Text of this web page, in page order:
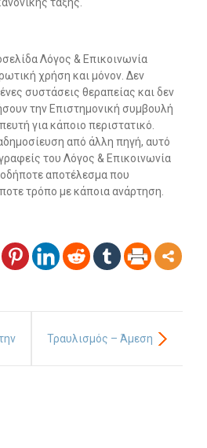
Λόγος & Επικοινωνία
χρήση και μόνον. Δεν
συστάσεις θεραπείας και δεν
την Επιστημονική συμβουλή
για κάποιο περιστατικό.
από άλλη πηγή, αυτό
του Λόγος & Επικοινωνία
αποτέλεσμα που
τρόπο με κάποια ανάρτηση.
Τραυλισμός – Άμεση